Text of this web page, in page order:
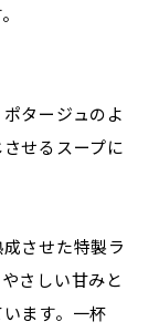
タージュのよ
せるスープに
させた特製ラ
さしい甘みと
ます。一杯